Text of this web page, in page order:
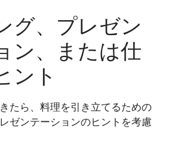
グ、プレゼン
ン、または仕
ント
たら、料理を引き立てるための
ゼンテーションのヒントを考慮